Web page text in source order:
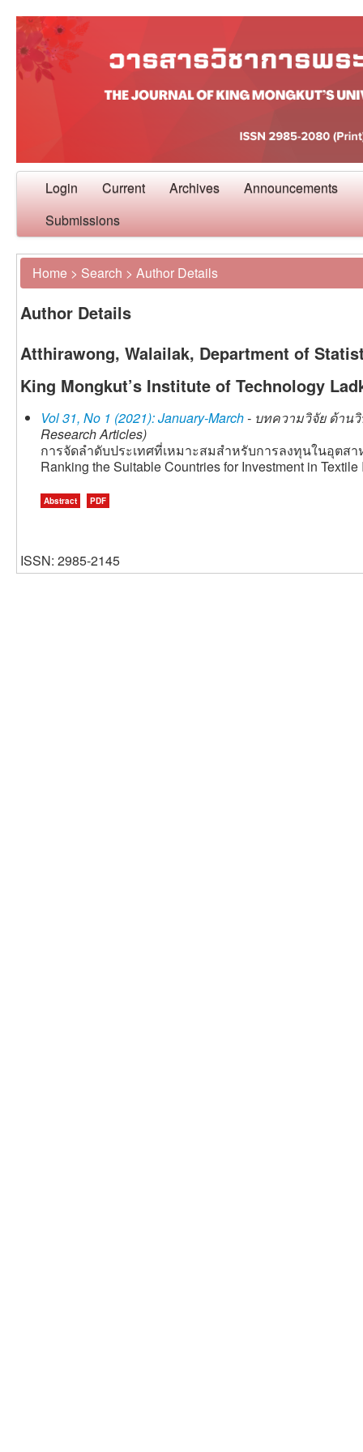
Login Current Archives Announcements
Submissions
Home > Search > Author Details
Author Details
Atthirawong, Walailak, Department of
King Mongkut’s Institute of Technology
Vol 31, No 1 (2021): January-March- บทความวิจัย ด้าน
Research Articles)
การจัดลำดับประเทศที่เหมาะสมสำหรับการลงทุนในอุตส
Ranking the Suitable Countries for Investment in Textile
Abstract PDF
ISSN: 2985-2145